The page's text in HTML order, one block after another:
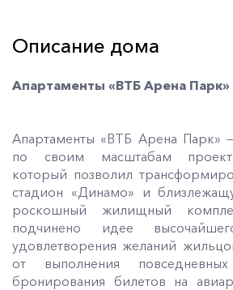
Описание дома
Апартаменты «ВТБ Арена Парк»
Апартаменты «ВТБ Арена Парк»
по своим масштабам проект
который позволил
стадион «Динамо» и
роскошный жилищный
подчинено идее
удовлетворения желаний
от выполнения
бронирования билетов на